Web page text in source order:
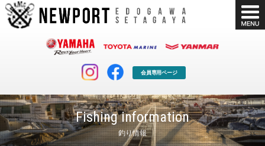
会員専用ページ
Fishing information
釣り情報